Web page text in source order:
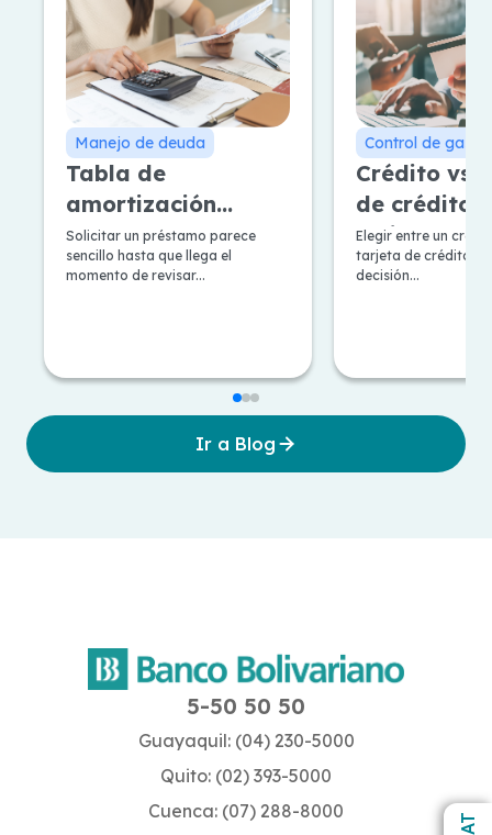
Manejo de deuda
Tabla de
amortización
Francesa y
Alemana: Pros y
Solicitar un préstamo parece
sencillo hasta que llega el
momento de revisar...
Control de
Crédito vs
de crédito:
mejor
necesidad?
Elegir entre un
tarjeta de crédito,
decisión...
Ir a Blog
5-50 50 50
Guayaquil: (04) 230-5000
Quito: (02) 393-5000
Cuenca: (07) 288-8000